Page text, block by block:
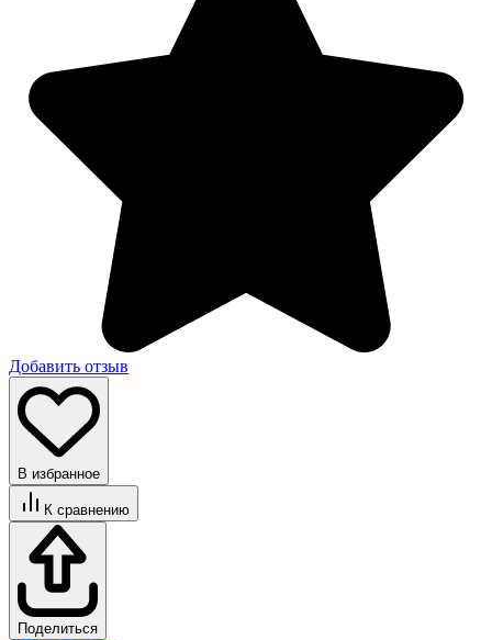
Добавить отзыв
В избранное
К сравнению
Поделиться